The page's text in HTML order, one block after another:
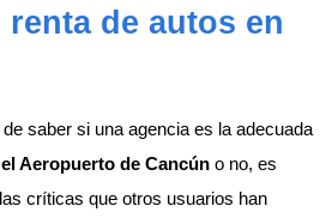
renta de autos en
saber si una agencia es la adecuada
Aeropuerto de Cancún o no, es
críticas que otros usuarios han